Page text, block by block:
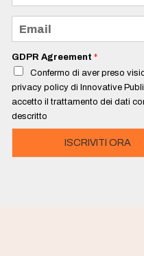
m
e
a
i
*
GDPR Agreement *
Confermo di aver preso
privacy policy di Innovative
accetto il trattamento dei dati
descritto
ISCRIVITI ORA